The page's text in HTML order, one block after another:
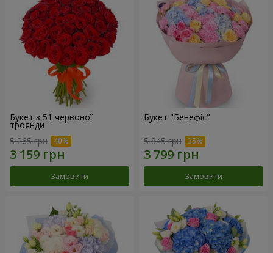
Букет з 51 червоної
троянди
5 265 грн
Замовити
Букет "Бенефіс"
5 845 грн
Замовити